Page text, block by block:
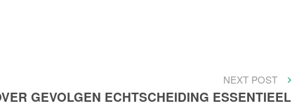
NEXT
POST
NEXT POST
GEVOLGEN ECHTSCHEIDING ESSENTIEEL